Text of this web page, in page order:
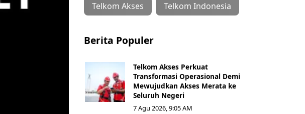
Telkom Akses Telkom Indonesia
Berita Populer
Telkom Akses Perkuat
Transformasi Operasional Demi
Mewujudkan Akses Merata ke
Seluruh Negeri
7 Agu 2026, 9:05 AM